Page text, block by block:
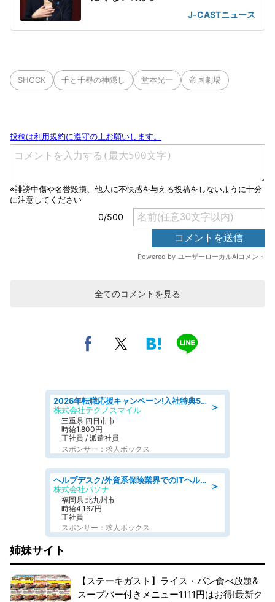
J-CASTニュース
SHOCK 千と千尋の神隠し 堂本光一 帝国劇場
全てのコメントを見る
＞
2026年転職応援キャンペーン!入社特典58万円/デンソーで働こう!自動車工場で小型部品の検査業務 denso aichi
株式会社テクノスマイル
三重県 四日市市
時給1,800円
正社員 / 派遣社員
スポンサー：求人ボックス
＞
ヘルプデスク/外資系保険業界でのITヘルプデスク業務/駅近/即日勤務可/ヘルプデスク
株式会社パソナ
福岡県 北九州市
時給4,167円
正社員
スポンサー：求人ボックス
姉妹サイト
【ステーキガスト】ライス・パン食べ放題&
スープバー付きメニュー1111円はお得!最新ク